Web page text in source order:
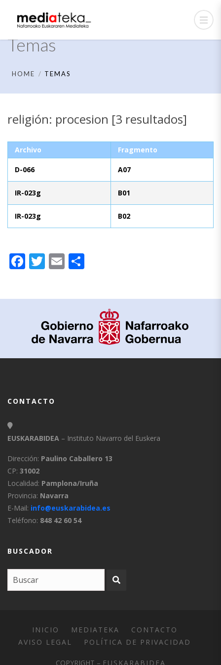
Temas
HOME TEMAS
religión: procesion [3 resultados]
Archivo Fragmento
D-066 A07
IR-023g B01
IR-023g B02
Facebook
Twitter
Email
CONTACTO
EUSKARABIDEA – Instituto Navarro del Euskera
Dirección: Paulino Caballero 13
CP: 31002
Localidad: Pamplona/Iruña
Provincia: Navarra
E-Mail: info@euskarabidea.es
Teléfono: 848 42 60 54
BUSCADOR
INICIO MEDIATEKA
CONTACTO
AVISO LEGAL
POLÍTICA DE PRIVACIDAD
COPYRIGHT – EUSKARABIDEA